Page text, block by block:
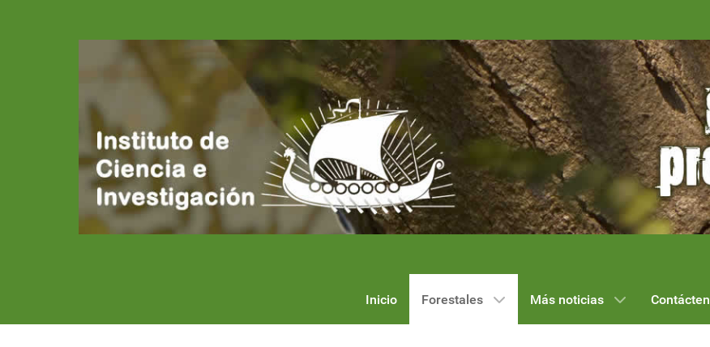
Inicio Forestales Más noticias